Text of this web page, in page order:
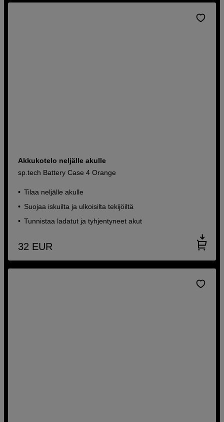
Akkukotelo neljälle akulle
sp.tech Battery Case 4 Orange
Tilaa neljälle akulle
Suojaa iskuilta ja ulkoisilta tekijöiltä
Tunnistaa ladatut ja tyhjentyneet akut
32 EUR